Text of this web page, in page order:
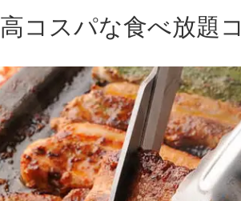
高コスパな食べ放題